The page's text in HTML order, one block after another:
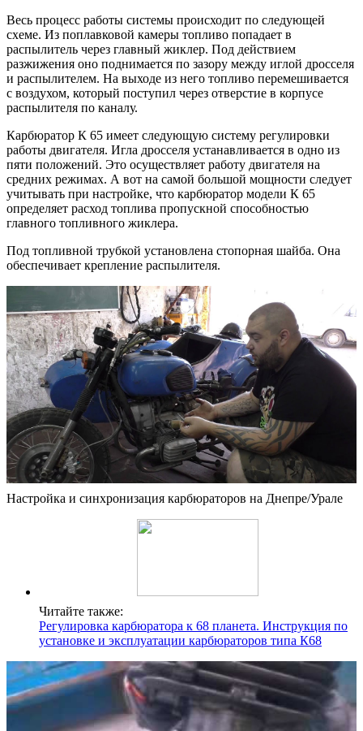
Весь процесс работы системы происходит по следующей
схеме. Из поплавковой камеры топливо попадает в
распылитель через главный жиклер. Под действием
разжижения оно поднимается по зазору между иглой дросселя
и распылителем. На выходе из него топливо перемешивается
с воздухом, который поступил через отверстие в корпусе
распылителя по каналу.
Карбюратор К 65 имеет следующую систему регулировки
работы двигателя. Игла дросселя устанавливается в одно из
пяти положений. Это осуществляет работу двигателя на
средних режимах. А вот на самой большой мощности следует
учитывать при настройке, что карбюратор модели К 65
определяет расход топлива пропускной способностью
главного топливного жиклера.
Под топливной трубкой установлена стопорная шайба. Она
обеспечивает крепление распылителя.
Настройка и синхронизация карбюраторов на Днепре/Урале
Читайте также:
Регулировка карбюратора к 68 планета. Инструкция по
установке и эксплуатации карбюраторов типа К68